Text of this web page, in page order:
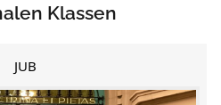
Klassen
JUB